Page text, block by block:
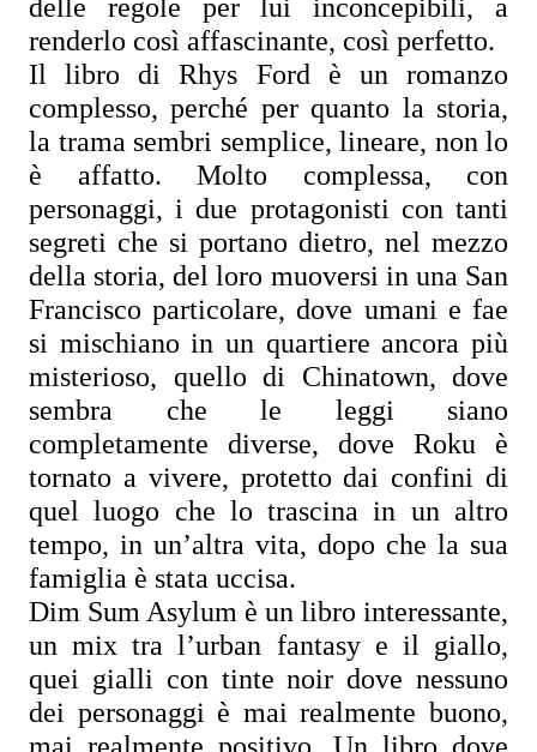
delle regole per lui inconcepibili, a
renderlo così affascinante, così perfetto.
Il libro di Rhys Ford è un romanzo
complesso, perché per quanto la storia,
la trama sembri semplice, lineare, non lo
è affatto. Molto complessa, con
personaggi, i due protagonisti con tanti
segreti che si portano dietro, nel mezzo
della storia, del loro muoversi in una San
Francisco particolare, dove umani e fae
si mischiano in un quartiere ancora più
misterioso, quello di Chinatown, dove
sembra che le leggi siano
completamente diverse, dove Roku è
tornato a vivere, protetto dai confini di
quel luogo che lo trascina in un altro
tempo, in un’altra vita, dopo che la sua
famiglia è stata uccisa.
Dim Sum Asylum è un libro interessante,
un mix tra l’urban fantasy e il giallo,
quei gialli con tinte noir dove nessuno
dei personaggi è mai realmente buono,